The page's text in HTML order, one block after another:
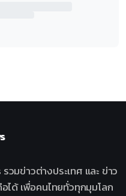
มข่าวต่างประเทศ และ ข่าว
ได้ เพื่อคนไทยทั่วทุกมุมโลก